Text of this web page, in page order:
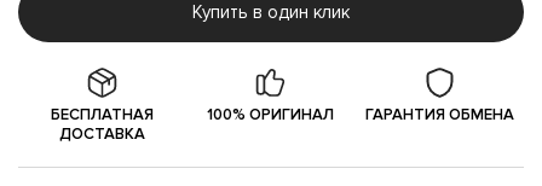
Купить в один клик
БЕСПЛАТНАЯ
ДОСТАВКА
100% ОРИГИНАЛ ГАРАНТИЯ ОБМЕНА